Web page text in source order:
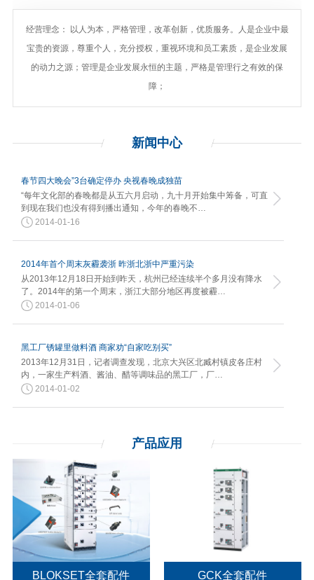
经营理念： 以人为本，严格管理，改革创新，优质服务。人是企业中最
宝贵的资源，尊重个人，充分授权，重视环境和员工素质，是企业发展
的动力之源；管理是企业发展永恒的主题，严格是管理行之有效的保
障；
新闻 中心
春节四大晚会”3台确定停办 央视春晚成独苗
“每年文化部的春晚都是从五六月启动，九十月开始集中筹备，可直
到现在我们也没有得到播出通知，今年的春晚不…
2014-01-16
2014年首个周末灰霾袭浙 昨浙北浙中严重污染
从2013年12月18日开始到昨天，杭州已经连续半个多月没有降水
了。2014年的第一个周末，浙江大部分地区再度被霾…
2014-01-06
黑工厂锈罐里做料酒 商家劝“自家吃别买”
2013年12月31日，记者调查发现，北京大兴区北臧村镇皮各庄村
内，一家生产料酒、酱油、醋等调味品的黑工厂，厂…
2014-01-02
产品应用
BLOKSET全套配件 GCK全套配件